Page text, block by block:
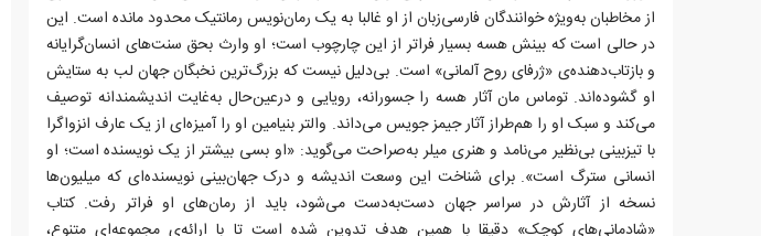
از مخاطبان به‌ویژه خوانندگان فارسی‌زبان از او غالبا به یک رمان‌نویس رمانتیک محدود مانده است. این
در حالی است که بینش هسه بسیار فراتر از این چارچوب است؛ او وارث بحق سنت‌های انسان‌گرایانه
و بازتاب‌دهنده‌ی «ژرفای روح آلمانی» است. بی‌دلیل نیست که بزرگ‌ترین نخبگان جهان لب به ستایش
او گشوده‌اند. توماس مان آثار هسه را جسورانه، رویایی و درعین‌حال به‌غایت اندیشمندانه توصیف
می‌کند و سبک او را هم‌طراز آثار جیمز جویس می‌داند. والتر بنیامین او را آمیزه‌ای از یک عارف انزواگرا
با تیزبینی بی‌نظیر می‌نامد و هنری میلر به‌صراحت می‌گوید: «او بسی بیشتر از یک نویسنده است؛ او
انسانی سترگ است». برای شناخت این وسعت اندیشه و درک جهان‌بینی نویسنده‌ای که میلیون‌ها
نسخه از آثارش در سراسر جهان دست‌به‌دست می‌شود، باید از رمان‌های او فراتر رفت. کتاب
«شادمانی‌های کوچک» دقیقا با همین هدف تدوین شده است تا با ارائه‌ی مجموعه‌ای متنوع،